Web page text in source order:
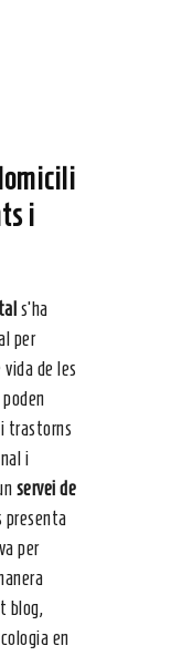
i
s’ha
per
de les
trastorns
i
servei de
presenta
per
blog,
en